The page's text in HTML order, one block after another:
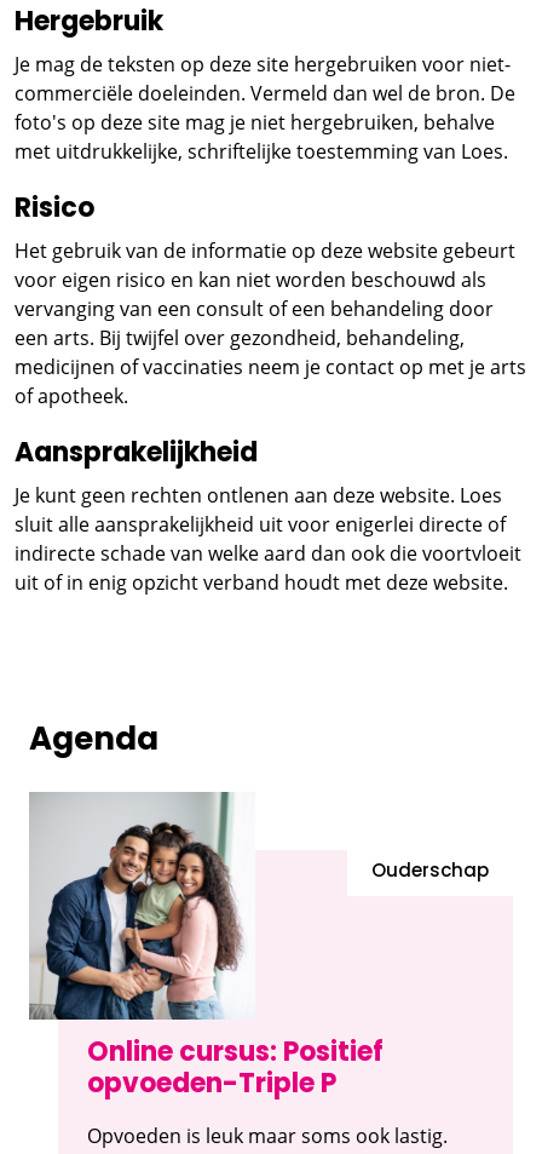
Hergebruik
Je mag de teksten op deze site hergebruiken voor niet-
commerciële doeleinden. Vermeld dan wel de bron. De
foto's op deze site mag je niet hergebruiken, behalve
met uitdrukkelijke, schriftelijke toestemming van Loes.
Risico
Het gebruik van de informatie op deze website gebeurt
voor eigen risico en kan niet worden beschouwd als
vervanging van een consult of een behandeling door
een arts. Bij twijfel over gezondheid, behandeling,
medicijnen of vaccinaties neem je contact op met je arts
of apotheek.
Aansprakelijkheid
Je kunt geen rechten ontlenen aan deze website. Loes
sluit alle aansprakelijkheid uit voor enigerlei directe of
indirecte schade van welke aard dan ook die voortvloeit
uit of in enig opzicht verband houdt met deze website.
Agenda
Online cursus: Positief
opvoeden-Triple P
Ouderschap
Opvoeden is leuk maar soms ook lastig.